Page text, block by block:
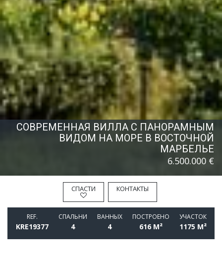
СПАСТИ КОНТАКТЫ
СОВРЕМЕННАЯ ВИЛЛА С ПАНОРАМНЫМ
ВИДОМ НА МОРЕ В ВОСТОЧНОЙ
МАРБЕЛЬЕ
6.500.000 €
REF.
KRE19377
СПАЛЬНИ
4
BАННЫХ
4
ПОСТРОЕНО
616 M²
УЧАСТОК
1175 M²